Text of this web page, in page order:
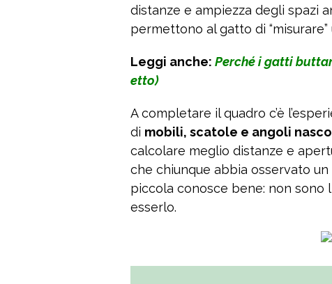
distanze e ampiezza degli spazi
permettono al gatto di
Leggi anche: Perché i gatti
etto)
A completare il quadro c’è
di mobili, scatole e angoli
calcolare meglio distanze e
che chiunque abbia osservato
piccola conosce bene: non sono
esserlo.